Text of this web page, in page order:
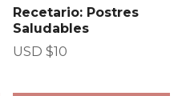
Recetario: Postres
Saludables
USD $10